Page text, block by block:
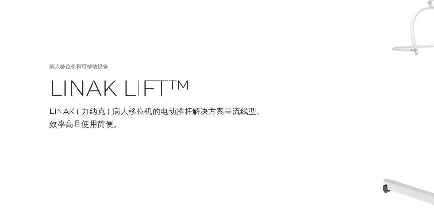
病人移位机和可移动设备
LINAK LIFT™
LINAK ( 力纳克 ) 病人移位机的电动推杆解决方案呈流线型、
效率高且使用简便。